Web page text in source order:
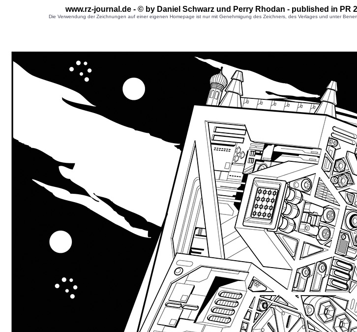
www.rz-journal.de - © by Daniel Schwarz und Perry Rhodan - published in PR
Die Verwendung der Zeichnungen auf einer eigenen Homepage ist nur mit Genehmigung des Zeichners, des Verlages und unter